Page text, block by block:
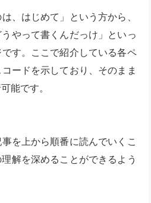
、はじめて」という方から、
うやって書くんだっけ」といっ
す。ここで紹介している各ペ
ードを示しており、そのまま
能です。
を上から順番に読んでいくこ
解を深めることができるよう